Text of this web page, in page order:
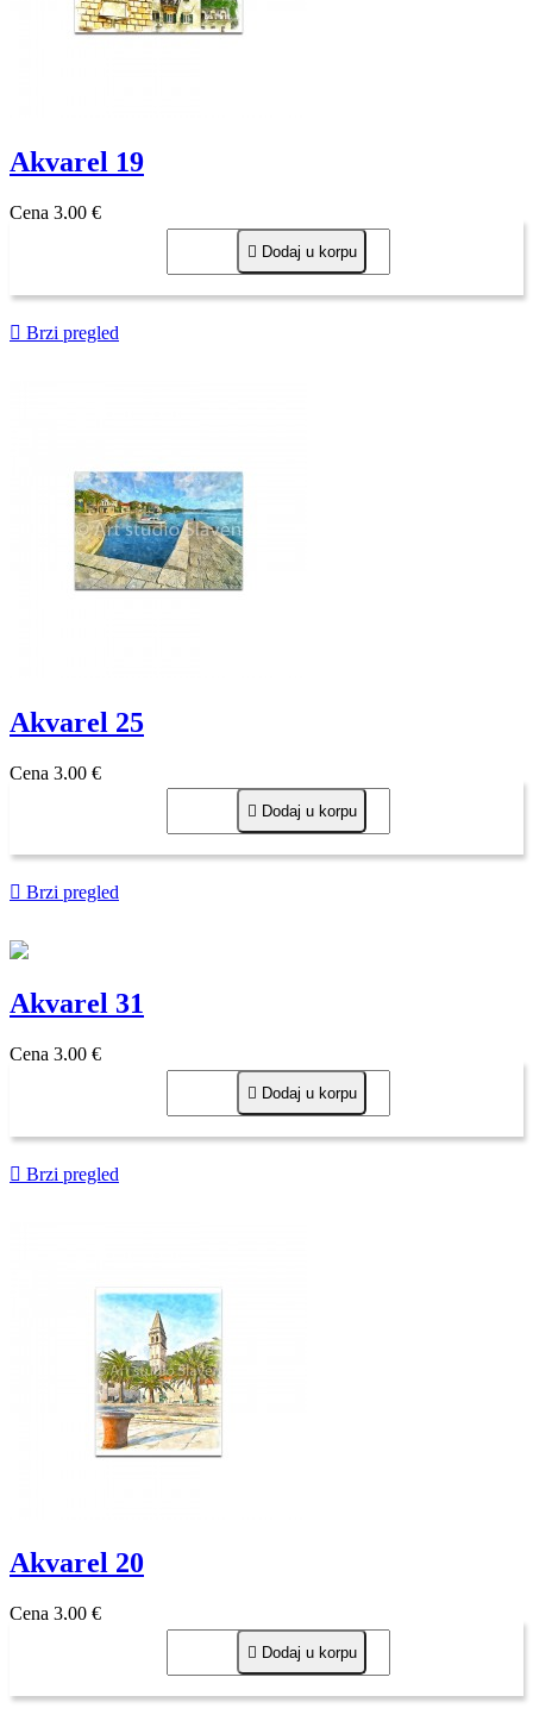
Akvarel 19
Cena 3,00 €
 Dodaj u korpu
 Brzi pregled
Akvarel 25
Cena 3,00 €
 Dodaj u korpu
 Brzi pregled
Akvarel 31
Cena 3,00 €
 Dodaj u korpu
 Brzi pregled
Akvarel 20
Cena 3,00 €
 Dodaj u korpu